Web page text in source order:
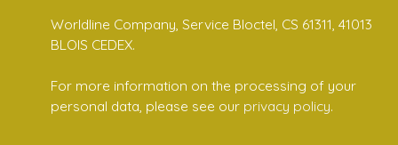
Worldline Company, Service Bloctel, CS 61311, 41013
BLOIS CEDEX.
For more information on the processing of your
personal data, please see our privacy policy.